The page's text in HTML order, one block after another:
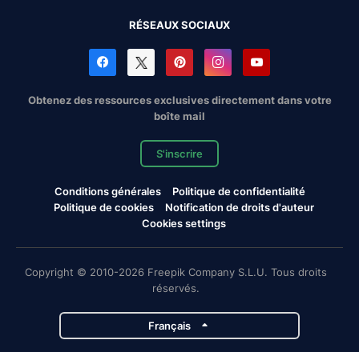
RÉSEAUX SOCIAUX
Obtenez des ressources exclusives directement dans votre
boîte mail
S'inscrire
Conditions générales
Politique de confidentialité
Politique de cookies
Notification de droits d'auteur
Cookies settings
Copyright © 2010-2026 Freepik Company S.L.U. Tous droits
réservés.
Français